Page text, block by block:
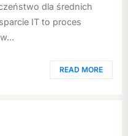
dla średnich
IT to proces
READ MORE